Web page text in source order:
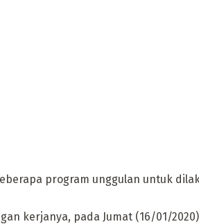
program unggulan untuk
kerjanya, pada Jumat (16/01/2020)